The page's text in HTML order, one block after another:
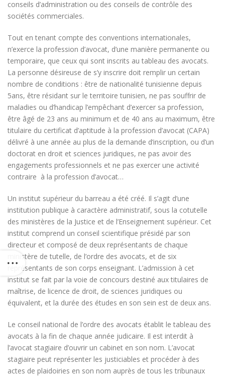
conseils d’administration ou des conseils de contrôle des
sociétés commerciales.
Tout en tenant compte des conventions internationales,
n’exerce la profession d’avocat, d’une manière permanente ou
temporaire, que ceux qui sont inscrits au tableau des avocats.
La personne désireuse de s’y inscrire doit remplir un certain
nombre de conditions : être de nationalité tunisienne depuis
5ans, être résidant sur le territoire tunisien, ne pas souffrir de
maladies ou d’handicap l’empêchant d’exercer sa profession,
être âgé de 23 ans au minimum et de 40 ans au maximum, être
titulaire du certificat d’aptitude à la profession d’avocat (CAPA)
délivré à une année au plus de la demande d’inscription, ou d’un
doctorat en droit et sciences juridiques, ne pas avoir des
engagements professionnels et ne pas exercer une activité
contraire à la profession d’avocat…
Un institut supérieur du barreau a été créé. Il s’agit d’une
institution publique à caractère administratif, sous la cotutelle
des ministères de la Justice et de l’Enseignement supérieur. Cet
institut comprend un conseil scientifique présidé par son
directeur et composé de deux représentants de chaque
ministère de tutelle, de l’ordre des avocats, et de six
représentants de son corps enseignant. L’admission à cet
institut se fait par la voie de concours destiné aux titulaires de
maîtrise, de licence de droit, de sciences juridiques ou
équivalent, et la durée des études en son sein est de deux ans.
Le conseil national de l’ordre des avocats établit le tableau des
avocats à la fin de chaque année judicaire. Il est interdit à
l’avocat stagiaire d’ouvrir un cabinet en son nom. L’avocat
stagiaire peut représenter les justiciables et procéder à des
actes de plaidoiries en son nom auprès de tous les tribunaux